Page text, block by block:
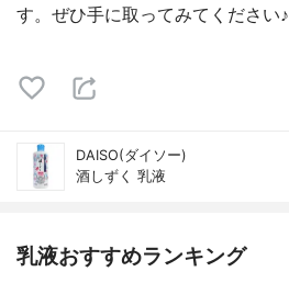
す。ぜひ手に取ってみてください♪
DAISO(ダイソー)
酒しずく 乳液
乳液おすすめランキング